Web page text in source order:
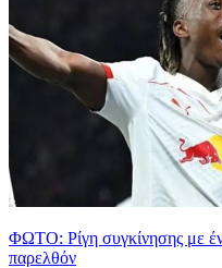
ΦΩΤΟ: Ρίγη συγκίνησης με
παρελθόν